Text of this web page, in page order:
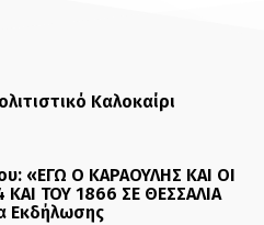
Καλοκαίρι
«ΕΓΩ Ο ΚΑΡΑΟΥΛΗΣ ΚΑΙ ΟΙ
ΚΑΙ ΤΟΥ 1866 ΣΕ ΘΕΣΣΑΛΙΑ
Εκδήλωσης